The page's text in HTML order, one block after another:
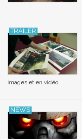
images et en vidéo.